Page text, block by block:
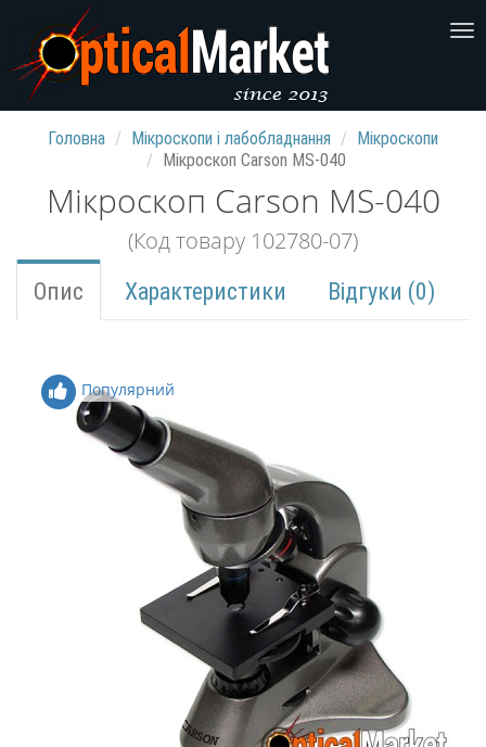
Головна Мікроскопи і лабобладнання
Мікроскопи
Мікроскоп Carson MS-040
Мікроскоп Carson MS-040
(Код товару 102780-07)
Опис Характеристики Відгуки (0)
Популярний